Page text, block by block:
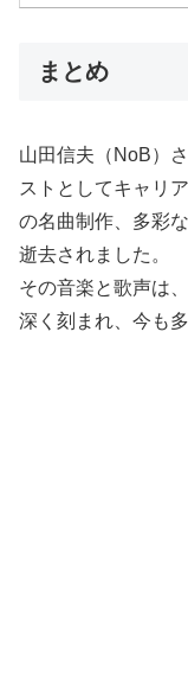
まとめ
山田信夫（NoB）
ストとしてキャリ
の名曲制作、多彩
逝去されました。
その音楽と歌声は
深く刻まれ、今も